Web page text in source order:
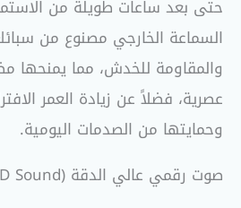
حتى بعد ساعات طويلة من
السماعة الخارجي مصنوع من سبائك
والمقاومة للخدش، مما يمنحها
عصرية، فضلاً عن زيادة العمر
وحمايتها من الصدمات اليومية.
صوت رقمي عالي الدقة (HD Sound) ومكالمات نقية